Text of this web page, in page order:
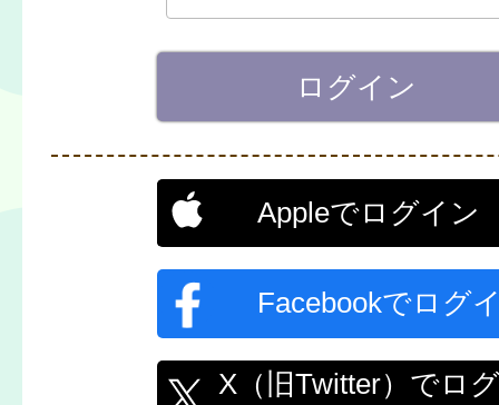
Appleでログイン
Facebookでログ
X（旧Twitter）でロ